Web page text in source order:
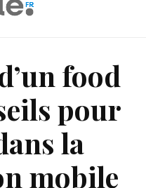
food
pour
la
mobile